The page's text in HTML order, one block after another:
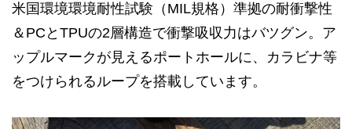
米国環境環境耐性試験（MIL規格）準拠の耐衝撃性
＆PCとTPUの2層構造で衝撃吸収力はバツグン。ア
ップルマークが見えるポートホールに、カラビナ等
をつけられるループを搭載しています。